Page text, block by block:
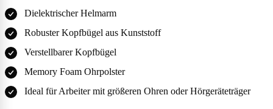
Dielektrischer Helmarm
Robuster Kopfbügel aus Kunststoff
Verstellbarer Kopfbügel
Memory Foam Ohrpolster
Ideal für Arbeiter mit größeren Ohren oder Hörgeräteträger